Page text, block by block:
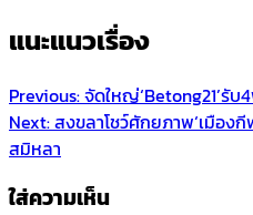
แนะแนวเรื่อง
Previous:จัดใหญ่‘Betong21’รั
Next:สงขลาโชว์ศักยภาพ‘เมือง
สมิหลา
ใส่ความเห็น